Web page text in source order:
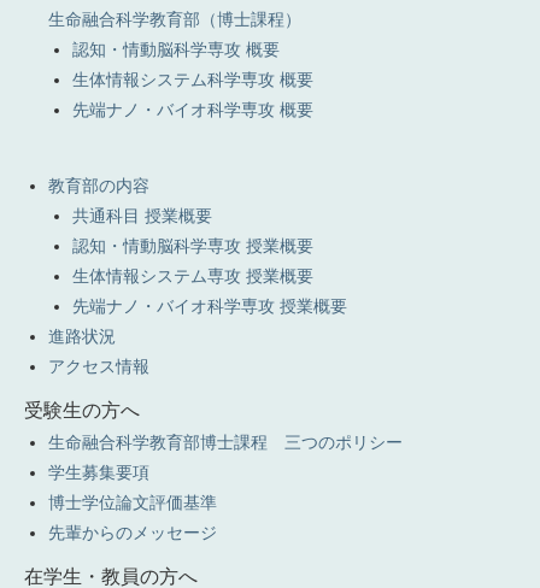
生命融合科学教育部（博士課程）
認知・情動脳科学専攻 概要
生体情報システム科学専攻 概要
先端ナノ・バイオ科学専攻 概要
教育部の内容
共通科目 授業概要
認知・情動脳科学専攻 授業概要
生体情報システム専攻 授業概要
先端ナノ・バイオ科学専攻 授業概要
進路状況
アクセス情報
受験生の方へ
生命融合科学教育部博士課程 三つのポリシー
学生募集要項
博士学位論文評価基準
先輩からのメッセージ
在学生・教員の方へ